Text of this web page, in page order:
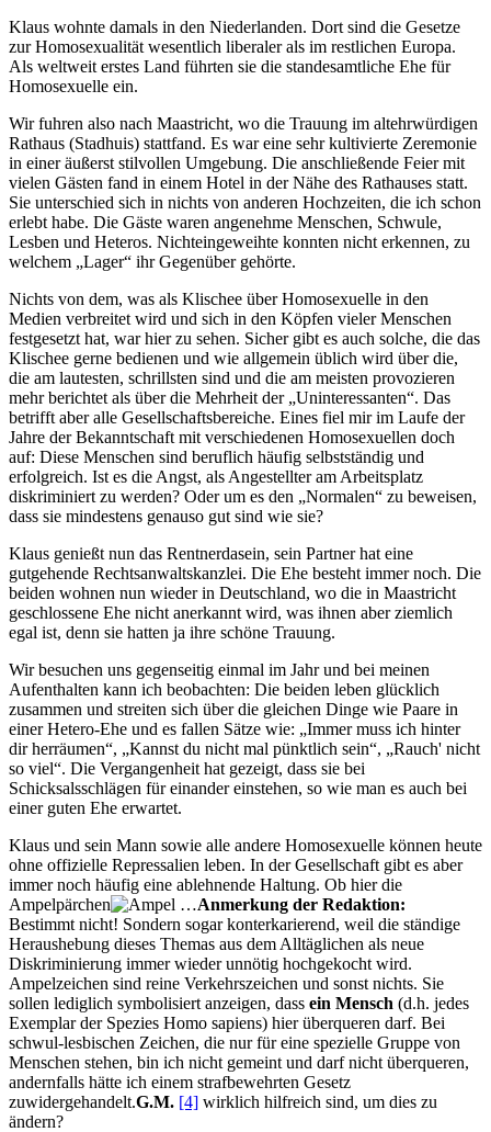
Klaus wohnte damals in den Niederlanden. Dort sind die Gesetze
zur Homosexualität wesentlich liberaler als im restlichen Europa.
Als weltweit erstes Land führten sie die standesamtliche Ehe für
Homosexuelle ein.
Wir fuhren also nach Maastricht, wo die Trauung im altehrwürdigen
Rathaus (Stadhuis) stattfand. Es war eine sehr kultivierte Zeremonie
in einer äußerst stilvollen Umgebung. Die anschließende Feier mit
vielen Gästen fand in einem Hotel in der Nähe des Rathauses statt.
Sie unterschied sich in nichts von anderen Hochzeiten, die ich schon
erlebt habe. Die Gäste waren angenehme Menschen, Schwule,
Lesben und Heteros. Nichteingeweihte konnten nicht erkennen, zu
welchem
Lager
ihr Gegenüber gehörte.
Nichts von dem, was als Klischee über Homosexuelle in den
Medien verbreitet wird und sich in den Köpfen vieler Menschen
festgesetzt hat, war hier zu sehen. Sicher gibt es auch solche, die das
Klischee gerne bedienen und wie allgemein üblich wird über die,
die am lautesten, schrillsten sind und die am meisten provozieren
mehr berichtet als über die Mehrheit der Uninteressanten . Das
betrifft aber alle Gesellschaftsbereiche. Eines fiel mir im Laufe der
Jahre der Bekanntschaft mit verschiedenen Homosexuellen doch
auf: Diese Menschen sind beruflich häufig selbstständig und
erfolgreich. Ist es die Angst, als Angestellter am Arbeitsplatz
diskriminiert zu werden? Oder um es den
Normalen
zu beweisen,
dass sie mindestens genauso gut sind wie sie?
Klaus genießt nun das Rentnerdasein, sein Partner hat eine
gutgehende Rechtsanwaltskanzlei. Die Ehe besteht immer noch. Die
beiden wohnen nun wieder in Deutschland, wo die in Maastricht
geschlossene Ehe nicht anerkannt wird, was ihnen aber ziemlich
egal ist, denn sie hatten ja ihre schöne Trauung.
Wir besuchen uns gegenseitig einmal im Jahr und bei meinen
Aufenthalten kann ich beobachten: Die beiden leben glücklich
zusammen und streiten sich über die gleichen Dinge wie Paare in
einer Hetero-Ehe und es fallen Sätze wie:
Immer muss ich hinter
dir herräumen , Kannst du nicht mal pünktlich sein ,
Rauch' nicht
so viel . Die Vergangenheit hat gezeigt, dass sie bei
Schicksalsschlägen für einander einstehen, so wie man es auch bei
einer guten Ehe erwartet.
Klaus und sein Mann sowie alle andere Homosexuelle können heute
ohne offizielle Repressalien leben. In der Gesellschaft gibt es aber
immer noch häufig eine ablehnende Haltung. Ob hier die
Ampelpärchen
Anmerkung der Redaktion:
Bestimmt nicht! Sondern sogar konterkarierend, weil die ständige
Heraushebung dieses Themas aus dem Alltäglichen als neue
Diskriminierung immer wieder unnötig hochgekocht wird.
Ampelzeichen sind reine Verkehrszeichen und sonst nichts. Sie
sollen lediglich symbolisiert anzeigen, dass ein Mensch (d.h. jedes
Exemplar der Spezies Homo sapiens) hier überqueren darf. Bei
schwul-lesbischen Zeichen, die nur für eine spezielle Gruppe von
Menschen stehen, bin ich nicht gemeint und darf nicht überqueren,
andernfalls hätte ich einem strafbewehrten Gesetz
zuwidergehandelt.G.M. [4] wirklich hilfreich sind, um dies zu
ändern?